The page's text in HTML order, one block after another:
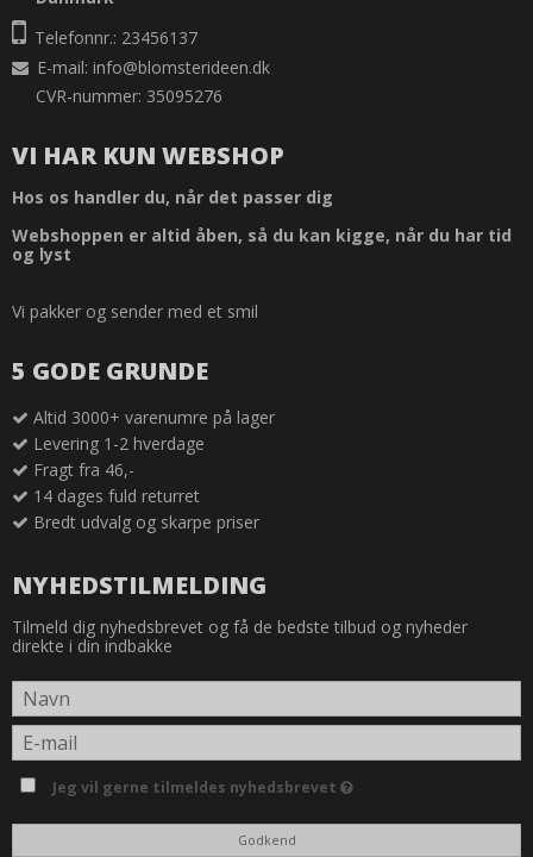
Telefonnr.: 23456137
E-mail: info@blomsterideen.dk
CVR-nummer: 35095276
VI HAR KUN WEBSHOP
Hos os handler du, når det passer dig
Webshoppen er altid åben, så du kan kigge, når du har tid
og lyst
Vi pakker og sender med et smil
5 GODE GRUNDE
Altid 3000+ varenumre på lager
Levering 1-2 hverdage
Fragt fra 46,-
14 dages fuld returret
Bredt udvalg og skarpe priser
NYHEDSTILMELDING
Tilmeld dig nyhedsbrevet og få de bedste tilbud og nyheder
direkte i din indbakke
Jeg vil gerne tilmeldes nyhedsbrevet
Godkend